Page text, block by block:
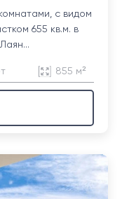
с видом
655 кв.м. в
855 м²